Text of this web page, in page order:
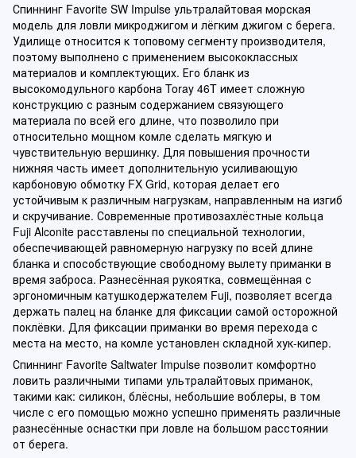
Спиннинг Favorite SW Impulse ультралайтовая морская
модель для ловли микроджигом и лёгким джигом с берега.
Удилище относится к топовому сегменту производителя,
поэтому выполнено с применением высококлассных
материалов и комплектующих. Его бланк из
высокомодульного карбона Toray 46T имеет сложную
конструкцию с разным содержанием связующего
материала по всей его длине, что позволило при
относительно мощном комле сделать мягкую и
чувствительную вершинку. Для повышения прочности
нижняя часть имеет дополнительную усиливающую
карбоновую обмотку FX Grid, которая делает его
устойчивым к различным нагрузкам, направленным на изгиб
и скручивание. Современные противозахлёстные кольца
Fuji Alconite расставлены по специальной технологии,
обеспечивающей равномерную нагрузку по всей длине
бланка и способствующие свободному вылету приманки в
время заброса. Разнесённая рукоятка, совмещённая с
эргономичным катушкодержателем Fuji, позволяет всегда
держать палец на бланке для фиксации самой осторожной
поклёвки. Для фиксации приманки во время перехода с
места на место, на комле установлен складной хук-кипер.
Спиннинг Favorite Saltwater Impulse позволит комфортно
ловить различными типами ультралайтовых приманок,
такими как: силикон, блёсны, небольшие воблеры, в том
числе с его помощью можно успешно применять различные
разнесённые оснастки при ловле на большом расстоянии
от берега.